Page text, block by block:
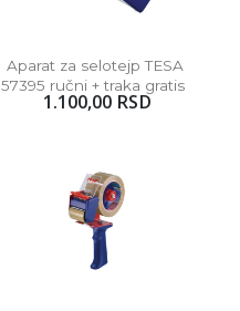
Aparat za selotejp TESA
57395 ručni + traka gratis
1.100,00 RSD